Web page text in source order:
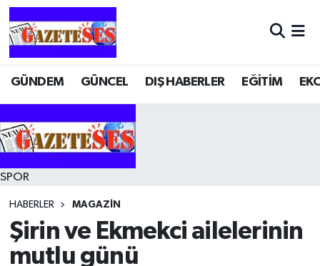
GÜNDEM GÜNCEL DIŞ HABERLER EĞİTİM
SPOR
HABERLER MAGAZİN
Şirin ve Ekmekci ailelerinin
mutlu günü